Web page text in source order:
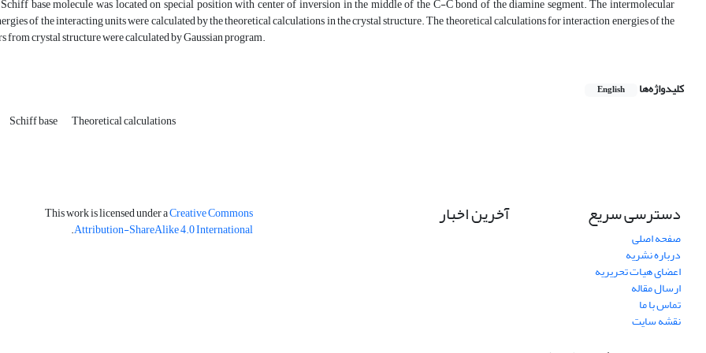
base molecule was located on special position with center of inversion in the middle of the C-C bond of the diamine segment. The intermolecular
of the interacting units were calculated by the theoretical calculations in the crystal structure. The theoretical calculations for interaction energies of the
from crystal structure were calculated by Gaussian program.
کلیدواژه‌ها English
Schiff base Theoretical calculations
دسترسی سریع
صفحه اصلی
درباره نشریه
اعضای هیات تحریریه
ارسال مقاله
تماس با ما
نقشه سایت
آخرین اخبار This work is licensed under aCreative Commons
Attribution-ShareAlike 4.0 International
.